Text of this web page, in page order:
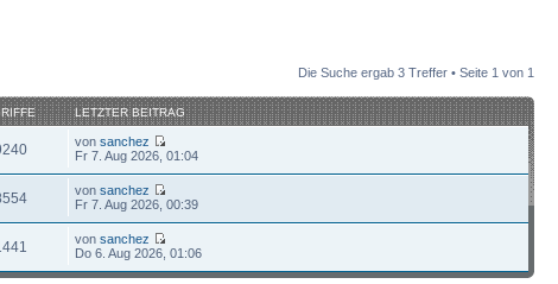
Die Suche ergab 3 Treffer • Seite 1 von 1
LETZTER BEITRAG
vonsanchez
Fr 7. Aug 2026, 01:04
vonsanchez
Fr 7. Aug 2026, 00:39
vonsanchez
Do 6. Aug 2026, 01:06